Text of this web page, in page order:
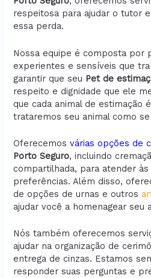
respeitosa para ajudar o tutor
essa perda.
Nossa equipe é composta por
experientes e sensíveis que
garantir que seu Pet de
respeito e dignidade que ele
que cada animal de estimação
trataremos seu animal como
Oferecemosvárias opções de
Porto Seguro, incluindo
compartilhada, para atender
preferências. Além disso,
de opções de urnas e outros
ajudar você a homenagear seu
Nós também oferecemos
ajudar na organização de
entrega de cinzas. Estamos
responder suas perguntas e